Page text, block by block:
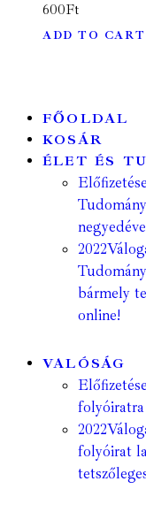
600Ft
ADD TO CART
FŐOLDAL
KOSÁR
ÉLET ÉS
2022
bármely
online!
VALÓSÁG
folyóiratra
2022
folyóirat